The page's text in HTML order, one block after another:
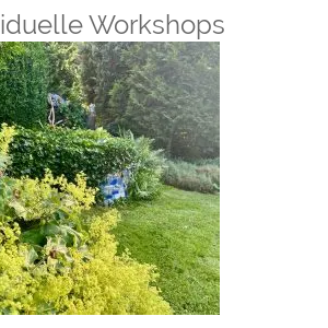
Workshops